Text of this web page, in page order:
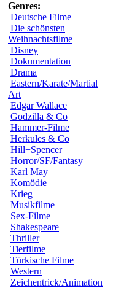
Genres:
Deutsche Filme
Die schönsten
Weihnachtsfilme
Disney
Dokumentation
Drama
Eastern/Karate/Martial
Art
Edgar Wallace
Godzilla & Co
Hammer-Filme
Herkules & Co
Hill+Spencer
Horror/SF/Fantasy
Karl May
Komödie
Krieg
Musikfilme
Sex-Filme
Shakespeare
Thriller
Tierfilme
Türkische Filme
Western
Zeichentrick/Animation